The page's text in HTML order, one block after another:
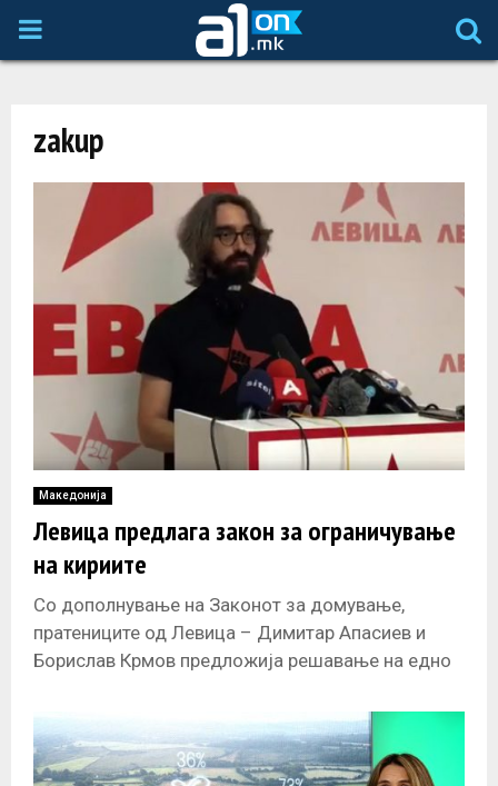
P
E
N
U
zakup
Македонија
Левица предлага закон за ограничување
на кириите
Со дополнување на Законот за домување,
пратениците од Левица – Димитар Апасиев и
Борислав Крмов предложија решавање на едно
социјалната